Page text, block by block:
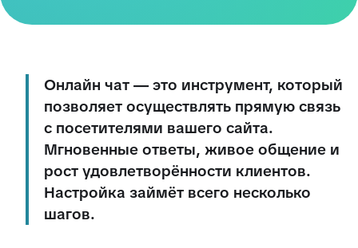
Онлайн чат — это инструмент, который
позволяет осуществлять прямую связь
с посетителями вашего сайта.
Мгновенные ответы, живое общение и
рост удовлетворённости клиентов.
Настройка займёт всего несколько
шагов.